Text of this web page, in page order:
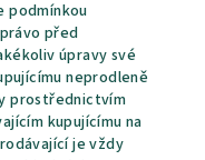
podmínkou
před
úpravy své
neprodleně
prostřednictvím
kupujícímu na
je vždy